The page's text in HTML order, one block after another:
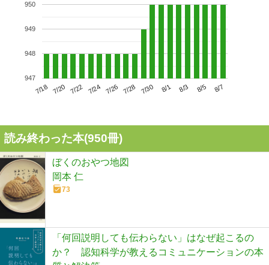
7/18 7/20 7/22 7/24 7/26 7/28 7/30 8/1 8/3 8/5 8/7
947
948
949
950
読み終わった本(950冊)
ぼくのおやつ地図
岡本 仁
73
「何回説明しても伝わらない」はなぜ起こるの
か？ 認知科学が教えるコミュニケーションの本